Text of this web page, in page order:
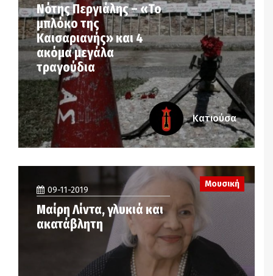
Νότης Περγιάλης – «Το
μπλόκο της
Καισαριανής» και 4
ακόμα μεγάλα
τραγούδια
Κατιούσα
09-11-2019
Μαίρη Λίντα, γλυκιά και
ακατάβλητη
Μουσική